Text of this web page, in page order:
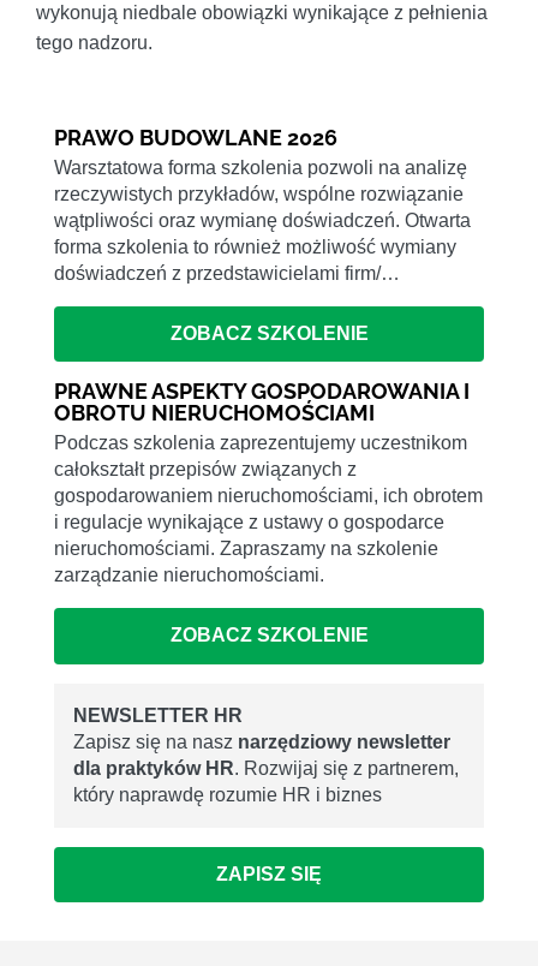
wykonują niedbale obowiązki wynikające z pełnienia
tego nadzoru.
PRAWO BUDOWLANE 2026
Warsztatowa forma szkolenia pozwoli na analizę
rzeczywistych przykładów, wspólne rozwiązanie
wątpliwości oraz wymianę doświadczeń. Otwarta
forma szkolenia to również możliwość wymiany
doświadczeń z przedstawicielami firm/…
ZOBACZ SZKOLENIE
PRAWNE ASPEKTY GOSPODAROWANIA I
OBROTU NIERUCHOMOŚCIAMI
Podczas szkolenia zaprezentujemy uczestnikom
całokształt przepisów związanych z
gospodarowaniem nieruchomościami, ich obrotem
i regulacje wynikające z ustawy o gospodarce
nieruchomościami. Zapraszamy na szkolenie
zarządzanie nieruchomościami.
ZOBACZ SZKOLENIE
NEWSLETTER HR
Zapisz się na nasz narzędziowy newsletter
dla praktyków HR. Rozwijaj się z partnerem,
który naprawdę rozumie HR i biznes
ZAPISZ SIĘ